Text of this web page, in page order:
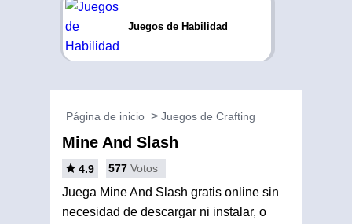
Juegos de Habilidad
Página de inicio Juegos de Crafting
Mine And Slash
4.9 577 Votos
Juega Mine And Slash gratis online sin
necesidad de descargar ni instalar, o